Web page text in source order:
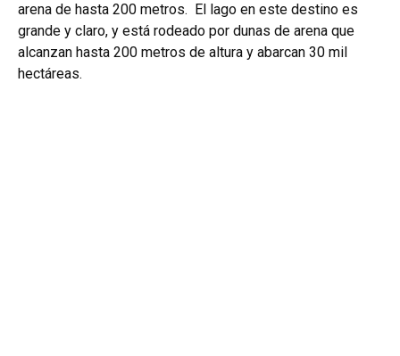
arena de hasta 200 metros. El lago en este destino es
grande y claro, y está rodeado por dunas de arena que
alcanzan hasta 200 metros de altura y abarcan 30 mil
hectáreas.